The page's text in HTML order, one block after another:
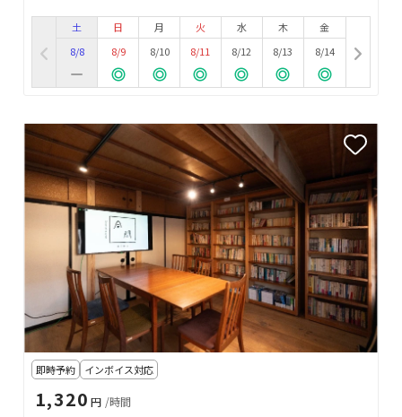
土
8/8
日
8/9
月
8/10
火
8/11
水
8/12
木
8/13
金
8/14
即時予約 インボイス対応
1,320 円 /時間